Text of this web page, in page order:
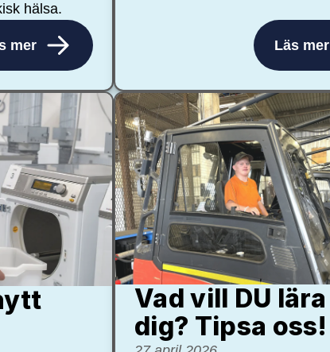
hälsa.
mer Läs mer
Vad vill DU lära
dig? Tipsa oss!